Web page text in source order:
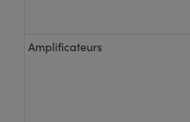
Amplificateurs